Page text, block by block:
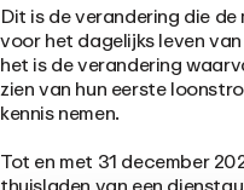
Dit is de verandering die
voor het dagelijks leven
het is de verandering
zien van hun eerste
kennis nemen.
Tot en met 31 december